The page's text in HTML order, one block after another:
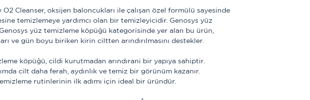
O2 Cleanser, oksijen baloncukları ile çalışan özel formülü sayesinde
temizlemeye yardımcı olan bir temizleyicidir. Genosys yüz
yüz temizleme köpüğü kategorisinde yer alan bu ürün,
ve gün boyu biriken kirin ciltten arındırılmasını destekler.
köpüğü, cildi kurutmadan arındırani bir yapıya sahiptir.
cilt daha ferah, aydınlık ve temiz bir görünüm kazanır.
rutinlerinin ilk adımı için ideal bir üründür.